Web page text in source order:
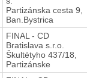
Partizánska cesta 9,
Ban.Bystrica
FINAL - CD
Bratislava s.r.o.
Škultétyho 437/18,
Partizánske